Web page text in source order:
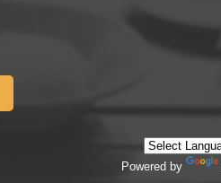
Powered by